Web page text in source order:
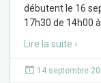
débutent le 16
17h30 de 14h00
Lire la suite ›
14 septembre